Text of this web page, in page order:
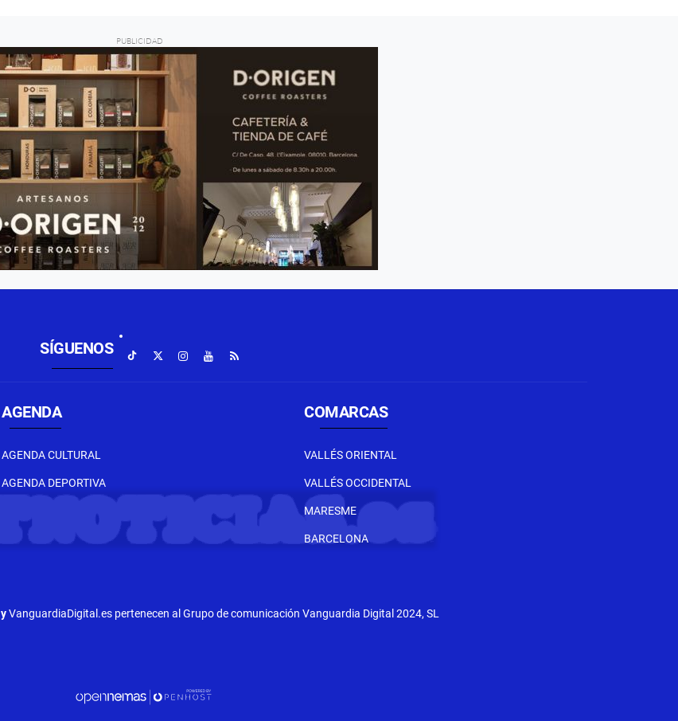
SÍGUENOS
AGENDA
AGENDA CULTURAL
AGENDA DEPORTIVA
COMARCAS
VALLÉS ORIENTAL
VALLÉS OCCIDENTAL
MARESME
BARCELONA
yVanguardiaDigital.es pertenecen al Grupo de comunicación Vanguardia Digital 2024, SL